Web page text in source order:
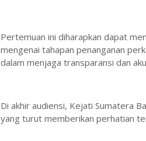
Pertemuan ini diharapkan dapat
mengenai tahapan penanganan
dalam menjaga transparansi dan
Di akhir audiensi, Kejati Sumatera
yang turut memberikan perhatian